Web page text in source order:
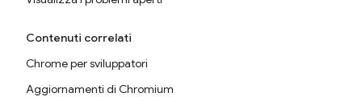
Contenuti correlati
Chrome per sviluppatori
Aggiornamenti di Chromium